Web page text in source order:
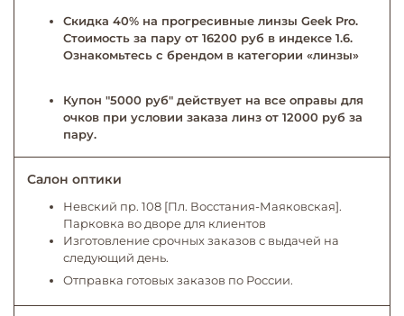
Скидка 40% на прогресивные линзы Geek Pro.
Стоимость за пару от 16200 руб в индексе 1.6.
Ознакомьтесь с брендом в категории «линзы»
Купон "5000 руб" действует на все оправы для
очков при условии заказа линз от 12000 руб за
пару.
Салон оптики
Невский пр. 108 [Пл. Восстания-Маяковская].
Парковка во дворе для клиентов
Изготовление срочных заказов с выдачей на
следующий день.
Отправка готовых заказов по России.